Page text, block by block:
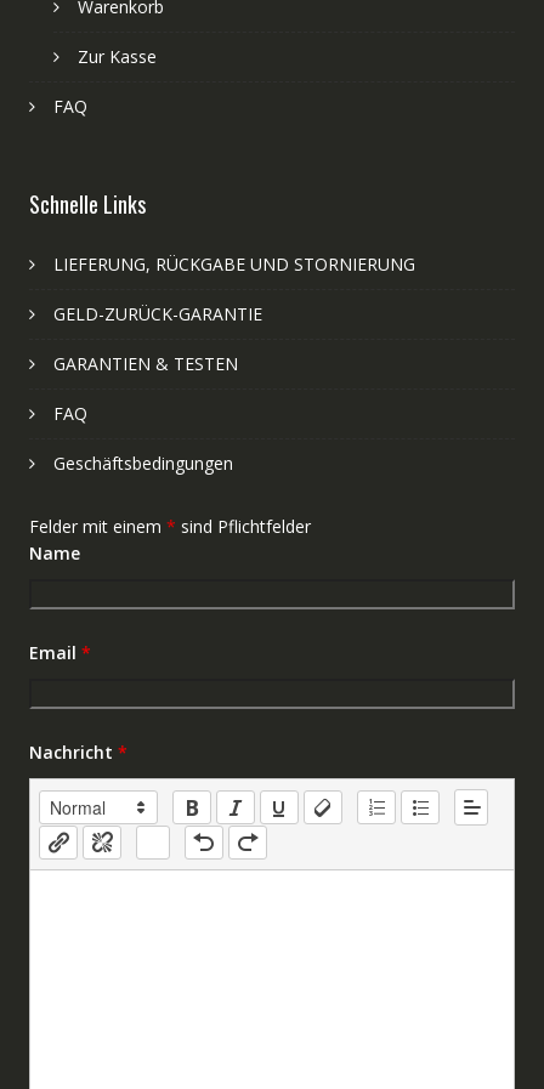
Warenkorb
Zur Kasse
FAQ
Schnelle Links
LIEFERUNG, RÜCKGABE UND STORNIERUNG
GELD-ZURÜCK-GARANTIE
GARANTIEN & TESTEN
FAQ
Geschäftsbedingungen
Felder mit einem * sind Pflichtfelder
Name
Email *
Nachricht *